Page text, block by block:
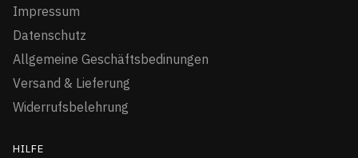
Impressum
Datenschutz
Allgemeine Geschäftsbedinungen
Versand & Lieferung
Widerrufsbelehrung
HILFE